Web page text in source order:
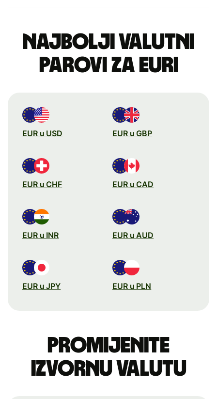
Najbolji valutni
parovi za euri
EUR u USD EUR u GBP
EUR u CHF EUR u CAD
EUR u INR EUR u AUD
EUR u JPY EUR u PLN
Promijenite
izvornu valutu